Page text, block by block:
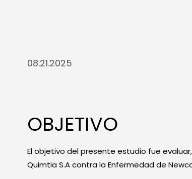
08.21.2025
OBJETIVO
El objetivo del presente estudio fue
Quimtia S.A contra la Enfermedad de